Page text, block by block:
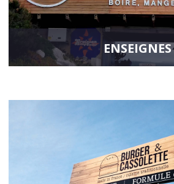
ENSEIGNES
Donnez de la visibilité et une notoriété à
clients.